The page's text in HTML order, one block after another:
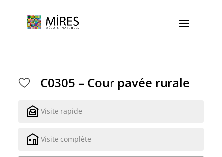
C0305 – Cour pavée rurale
Visite rapide
Visite complète